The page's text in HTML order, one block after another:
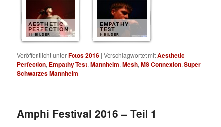
AESTHETIC
PERFECTION
11 BILDER
EMPATHY
TEST
9 BILDER
Veröffentlicht unterFotos 2016 |Verschlagwortet mitAesthetic
Perfection, Empathy Test,Mannheim,Mesh,MS Connexion,Super
Schwarzes Mannheim
Amphi Festival 2016 – Teil 1